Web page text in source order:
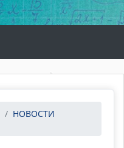
НОВОСТИ